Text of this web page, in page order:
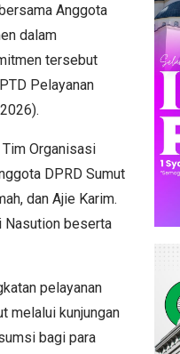
Anggota
dalam
tersebut
Pelayanan
Organisasi
DPRD Sumut
dan Ajie Karim.
Nasution beserta
pelayanan
melalui kunjungan
bagi para